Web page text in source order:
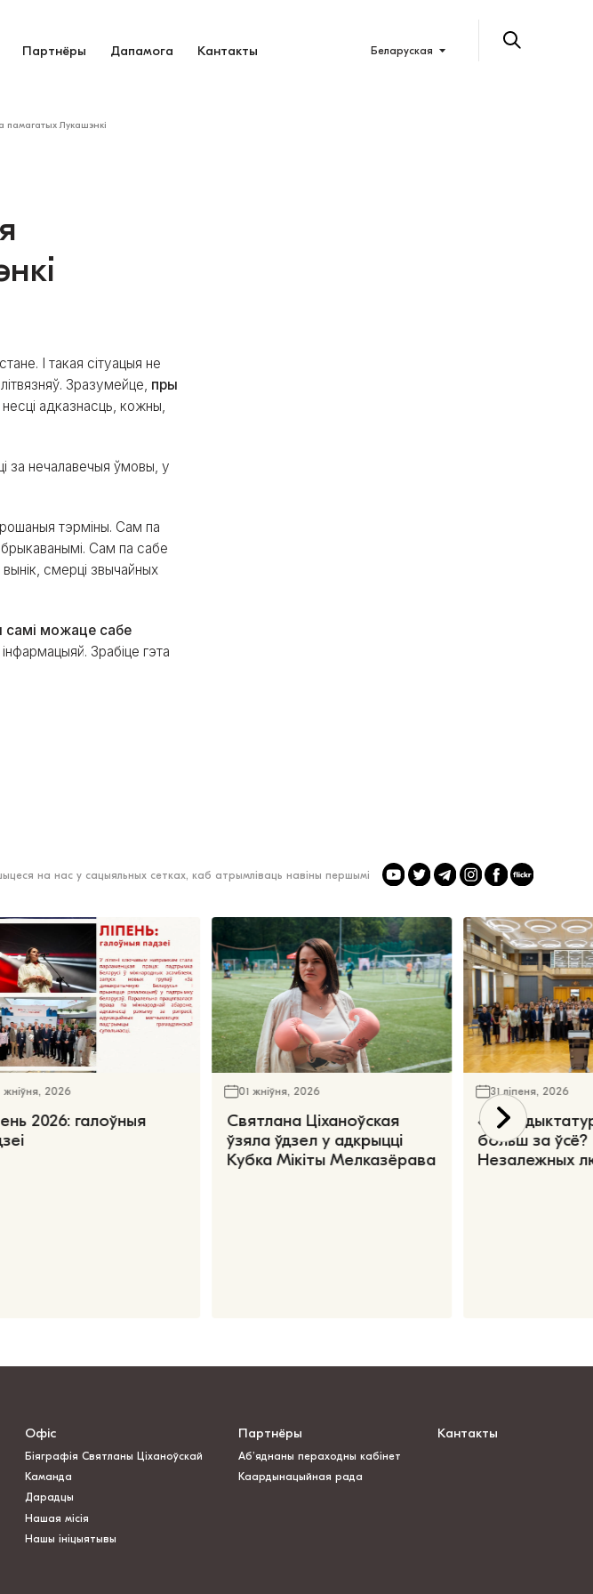
Партнёры Дапамога Кантакты Беларуская
Лукашэнкі
І такая сітуацыя не
Зразумейце, пры
адказнасць, кожны,
за нечалавечыя ўмовы, у
тэрміны. Сам па
Сам па сабе
смерці звычайных
самі можаце сабе
Зрабіце гэта
на нас у сацыяльных сетках, каб атрымліваць навіны першымі
жніўня, 2026
2026: галоўныя
01 жніўня, 2026
Святлана Ціханоўская
ўзяла ўдзел у адкрыцці
Кубка Мікіты Мелказёрава
31 ліпеня, 2026
«Чаго
больш за ўсё?
Незалежных
Офіс
Біяграфія Святланы Ціханоўскай
Каманда
Дарадцы
Нашая місія
Нашы ініцыятывы
Партнёры
Аб’яднаны пераходны кабінет
Каардынацыйная рада
Кантакты